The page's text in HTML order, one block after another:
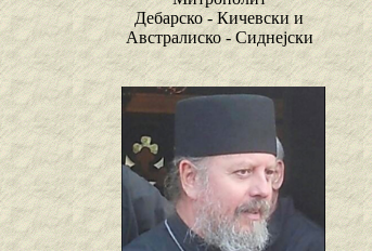
Дебарско - Кичевски и
Австралиско - Сиднејски